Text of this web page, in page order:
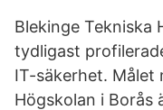
Blekinge Tekniska
tydligast
IT-säkerhet. Målet
Högskolan i Borås